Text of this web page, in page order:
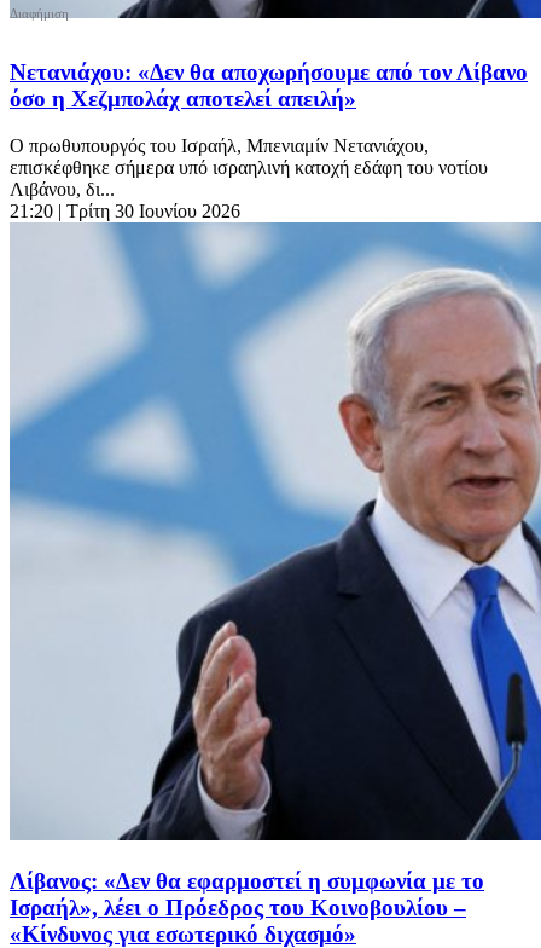
Νετανιάχου: «Δεν θα αποχωρήσουμε από τον Λίβανο
όσο η Χεζμπολάχ αποτελεί απειλή»
Ο πρωθυπουργός του Ισραήλ, Μπενιαμίν Νετανιάχου,
επισκέφθηκε σήμερα υπό ισραηλινή κατοχή εδάφη του νοτίου
Λιβάνου, δι...
21:20 | Τρίτη 30 Ιουνίου 2026
Λίβανος: «Δεν θα εφαρμοστεί η συμφωνία με το
Ισραήλ», λέει ο Πρόεδρος του Κοινοβουλίου –
«Κίνδυνος για εσωτερικό διχασμό»